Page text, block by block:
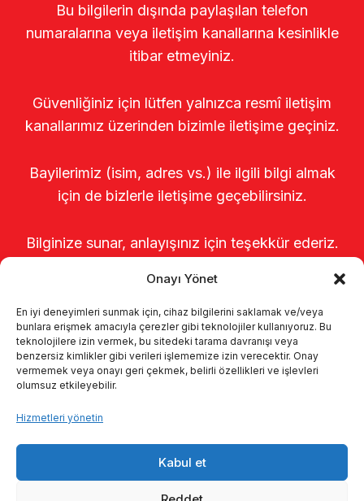
Onayı Yönet
En iyi deneyimleri sunmak için, cihaz bilgilerini saklamak ve/veya
bunlara erişmek amacıyla çerezler gibi teknolojiler kullanıyoruz. Bu
teknolojilere izin vermek, bu sitedeki tarama davranışı veya
benzersiz kimlikler gibi verileri işlememize izin verecektir. Onay
vermemek veya onayı geri çekmek, belirli özellikleri ve işlevleri
olumsuz etkileyebilir.
Hizmetleri yönetin
Kabul et
Bu bilgilerin dışında paylaşılan telefon
numaralarına veya iletişim kanallarına kesinlikle
itibar etmeyiniz.
Güvenliğiniz için lütfen yalnızca resmî iletişim
kanallarımız üzerinden bizimle iletişime geçiniz.
Bayilerimiz (isim, adres vs.) ile ilgili bilgi almak
için de bizlerle iletişime geçebilirsiniz.
Bilginize sunar, anlayışınız için teşekkür ederiz.
Kalite politikamız